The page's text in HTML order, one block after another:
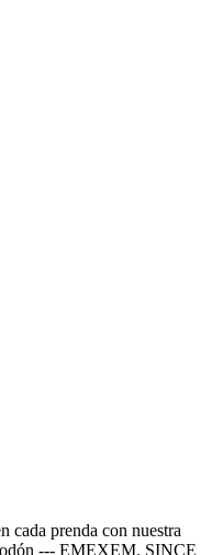
cada prenda con nuestra
--- EMEXEM. SINCE